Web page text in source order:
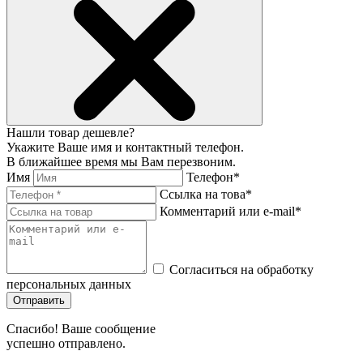
Нашли товар дешевле?
Укажите Ваше имя и контактный телефон.
В ближайшее время мы Вам перезвоним.
Имя
Телефон*
Ссылка на това*
Комментарий или e-mail*
Согласиться на обработку
персональных данных
Отправить
Спасибо! Ваше сообщение
успешно отправлено.